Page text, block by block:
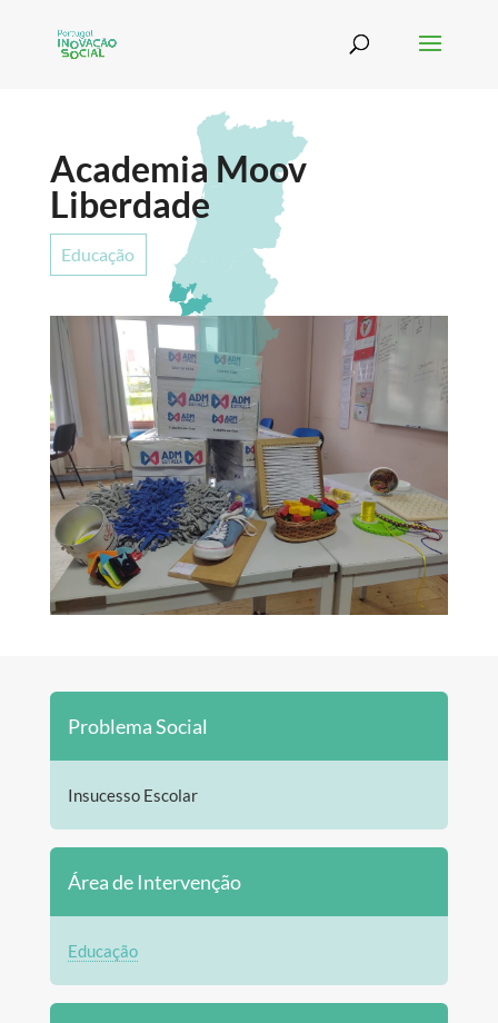
Academia Moov
Liberdade
Educação
Problema Social
Insucesso Escolar
Área de Intervenção
Educação